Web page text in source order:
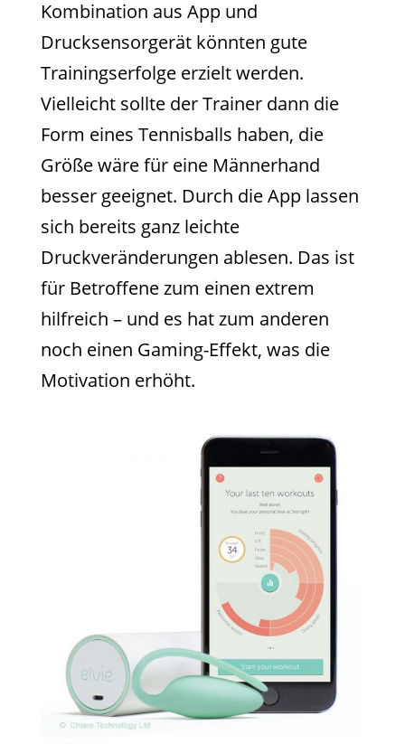
Kombination aus App und
Drucksensorgerät könnten gute
Trainingserfolge erzielt werden.
Vielleicht sollte der Trainer dann die
Form eines Tennisballs haben, die
Größe wäre für eine Männerhand
besser geeignet. Durch die App lassen
sich bereits ganz leichte
Druckveränderungen ablesen. Das ist
für Betroffene zum einen extrem
hilfreich – und es hat zum anderen
noch einen Gaming-Effekt, was die
Motivation erhöht.